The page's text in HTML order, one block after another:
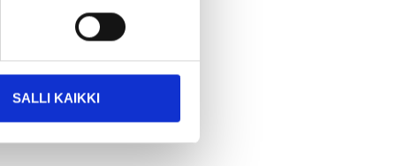
SALLI KAIKKI